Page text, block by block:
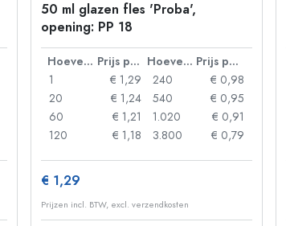
50 ml glazen fles 'Proba',
opening: PP 18
Hoeveelheid Prijs per eenheid Hoeveelheid
Prijs per eenheid
1
€ 1,29
20
€ 1,24
60
€ 1,21
120
€ 1,18
240
€ 0,98
540
€ 0,95
1.020
€ 0,91
3.800
€ 0,79
€ 1,29
Prijzen incl. BTW, excl. verzendkosten